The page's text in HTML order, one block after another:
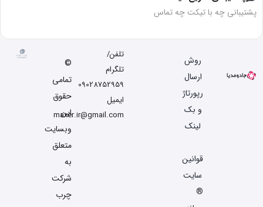
پشتیبانی چه با تیکت چه تماس
روش
ارسال
رپورتاژ
و بک
لینک
قوانین
سایت
®
تلفن/
تلگرام
09028752959
ایمیل
maxer.ir@gmail.com
©
تمامی
حقوق
این
وبسایت
متعلق
به
شرکت
چرب